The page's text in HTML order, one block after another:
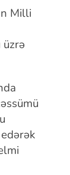
Milli
üzrə